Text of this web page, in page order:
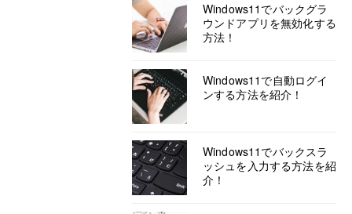
Windows11でバックグラ
ウンドアプリを無効化する
方法！
Windows11で自動ログイ
ンする方法を紹介！
Windows11でバックスラ
ッシュを入力する方法を紹
介！